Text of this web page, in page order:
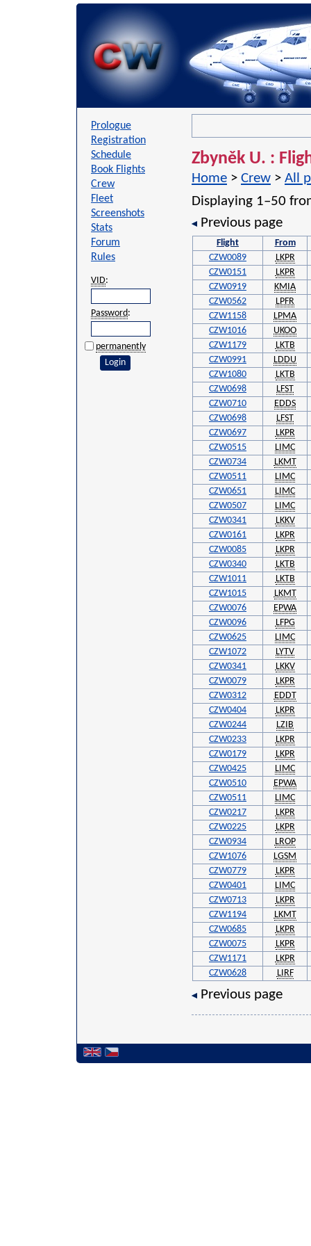
Prologue
Registration
Schedule
Book Flights
Crew
Fleet
Screenshots
Stats
Forum
Rules
VID:
Password:
permanently
Zbyněk U. :
Home > Crew > All
Displaying 1–50
Previous page
Flight
From
CZW0089
LKPR
CZW0151
LKPR
CZW0919
KMIA
CZW0562
LPFR
CZW1158
LPMA
CZW1016
UKOO
CZW1179
LKTB
CZW0991
LDDU
CZW1080
LKTB
CZW0698
LFST
CZW0710
EDDS
CZW0698
LFST
CZW0697
LKPR
CZW0515
LIMC
CZW0734
LKMT
CZW0511
LIMC
CZW0651
LIMC
CZW0507
LIMC
CZW0341
LKKV
CZW0161
LKPR
CZW0085
LKPR
CZW0340
LKTB
CZW1011
LKTB
CZW1015
LKMT
CZW0076
EPWA
CZW0096
LFPG
CZW0625
LIMC
CZW1072
LYTV
CZW0341
LKKV
CZW0079
LKPR
CZW0312
EDDT
CZW0404
LKPR
CZW0244
LZIB
CZW0233
LKPR
CZW0179
LKPR
CZW0425
LIMC
CZW0510
EPWA
CZW0511
LIMC
CZW0217
LKPR
CZW0225
LKPR
CZW0934
LROP
CZW1076
LGSM
CZW0779
LKPR
CZW0401
LIMC
CZW0713
LKPR
CZW1194
LKMT
CZW0685
LKPR
CZW0075
LKPR
CZW1171
LKPR
CZW0628
LIRF
Previous page